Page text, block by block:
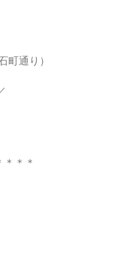
町通り）
＊＊